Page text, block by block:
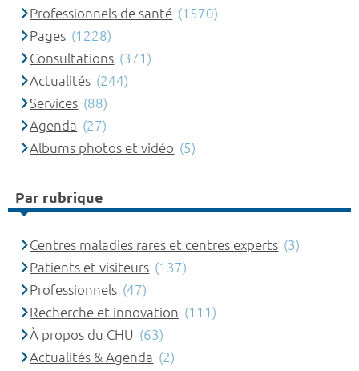
Professionnels de santé (1570)
Pages (1228)
Consultations (371)
Actualités (244)
Services (88)
Agenda (27)
Albums photos et vidéo (5)
Par rubrique
Centres maladies rares et centres experts (3)
Patients et visiteurs (137)
Professionnels (47)
Recherche et innovation (111)
À propos du CHU (63)
Actualités & Agenda (2)